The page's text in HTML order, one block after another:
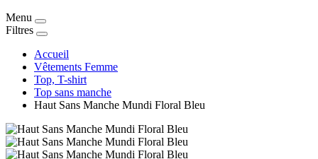
Menu
Filtres
Accueil
Vêtements Femme
Top, T-shirt
Top sans manche
Haut Sans Manche Mundi Floral Bleu